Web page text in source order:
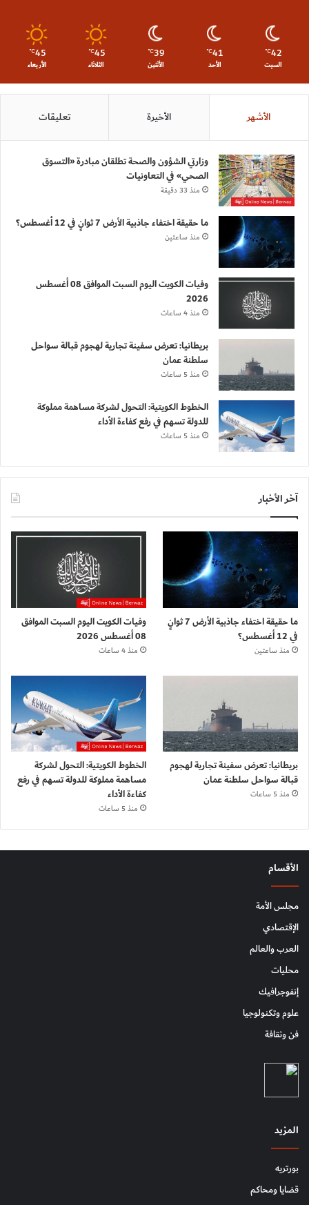
42
℃
السبت
41
℃
الأحد
39
℃
الأثنين
45
℃
الثلاثاء
45
℃
الأربعاء
الأشهر الأخيرة تعليقات
وزارتي الشؤون والصحة تطلقان مبادرة «التسوق
الصحي» في التعاونيات
منذ 33 دقيقة
ما حقيقة اختفاء جاذبية الأرض 7 ثوانٍ في 12 أغسطس؟
منذ ساعتين
وفيات الكويت اليوم السبت الموافق 08 أغسطس
2026
منذ 4 ساعات
بريطانيا: تعرض سفينة تجارية لهجوم قبالة سواحل
سلطنة عمان
منذ 5 ساعات
الخطوط الكويتية: التحول لشركة مساهمة مملوكة
للدولة تسهم في رفع كفاءة الأداء
منذ 5 ساعات
آخر الأخبار
ما حقيقة اختفاء جاذبية الأرض 7 ثوانٍ
في 12 أغسطس؟
منذ ساعتين
وفيات الكويت اليوم السبت الموافق
08 أغسطس 2026
منذ 4 ساعات
بريطانيا: تعرض سفينة تجارية لهجوم
قبالة سواحل سلطنة عمان
منذ 5 ساعات
الخطوط الكويتية: التحول لشركة
مساهمة مملوكة للدولة تسهم في رفع
كفاءة الأداء
منذ 5 ساعات
الأقسام
مجلس الأمة
الإقتصادي
العرب والعالم
محليات
إنفوجرافيك
علوم وتكنولوجيا
فن وثقافة
المزيد
بورتريه
قضايا ومحاكم